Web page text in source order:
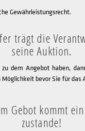
Gewährleistungsrecht.
trägt die
seine Auktion.
zu dem Angebot haben,
Möglichkeit bevor Sie für das
Gebot kommt
zustande!